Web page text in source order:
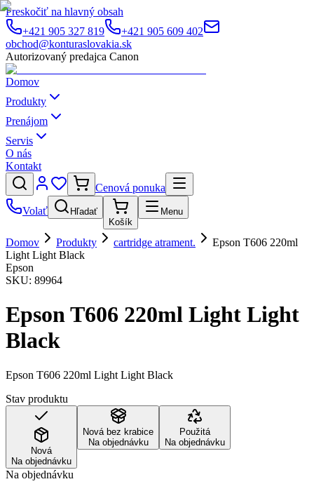
Preskočiť na hlavný obsah
+421 905 327 819
+421 905 609 402
obchod@konturaslovakia.sk
Autorizovaný predajca Canon
Domov
Produkty
Prenájom
Servis
O nás
Kontakt
Cenová ponuka
Volať
Hľadať
Košík
Menu
Domov Produkty cartridge atrament.
Epson T606 220ml
Light Light Black
Epson
SKU: 89964
Epson T606 220ml Light Light
Black
Epson T606 220ml Light Light Black
Stav produktu
Nová
Na objednávku
Nová bez krabice
Na objednávku
Použitá
Na objednávku
Na objednávku